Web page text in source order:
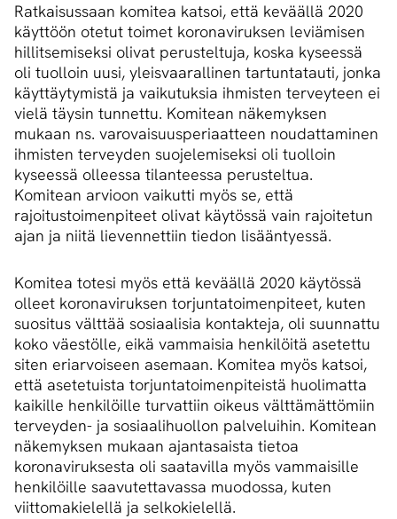
Ratkaisussaan komitea katsoi, että keväällä 2020
käyttöön otetut toimet koronaviruksen leviämisen
hillitsemiseksi olivat perusteltuja, koska kyseessä
oli tuolloin uusi, yleisvaarallinen tartuntatauti, jonka
käyttäytymistä ja vaikutuksia ihmisten terveyteen ei
vielä täysin tunnettu. Komitean näkemyksen
mukaan ns. varovaisuusperiaatteen noudattaminen
ihmisten terveyden suojelemiseksi oli tuolloin
kyseessä olleessa tilanteessa perusteltua.
Komitean arvioon vaikutti myös se, että
rajoitustoimenpiteet olivat käytössä vain rajoitetun
ajan ja niitä lievennettiin tiedon lisääntyessä.
Komitea totesi myös että keväällä 2020 käytössä
olleet koronaviruksen torjuntatoimenpiteet, kuten
suositus välttää sosiaalisia kontakteja, oli suunnattu
koko väestölle, eikä vammaisia henkilöitä asetettu
siten eriarvoiseen asemaan. Komitea myös katsoi,
että asetetuista torjuntatoimenpiteistä huolimatta
kaikille henkilöille turvattiin oikeus välttämättömiin
terveyden- ja sosiaalihuollon palveluihin. Komitean
näkemyksen mukaan ajantasaista tietoa
koronaviruksesta oli saatavilla myös vammaisille
henkilöille saavutettavassa muodossa, kuten
viittomakielellä ja selkokielellä.